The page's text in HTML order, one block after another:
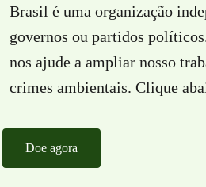
Brasil é uma organização
governos ou partidos
nos ajude a ampliar nosso
crimes ambientais. Clique
Doe agora